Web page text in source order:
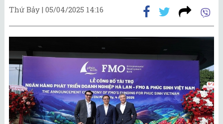
Thứ Bảy | 05/04/2025 14:16